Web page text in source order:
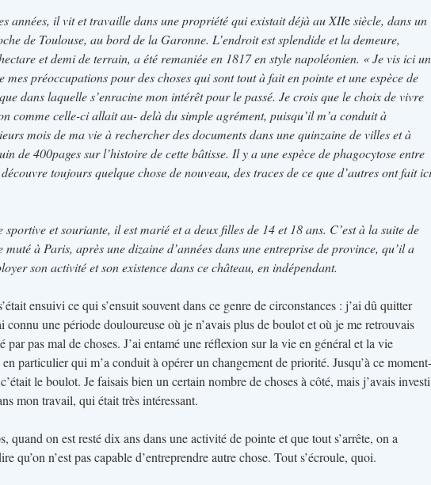
années, il vit et travaille dans une propriété qui existait déjà au XIIesiècle, dans un
de Toulouse, au bord de la Garonne. L’endroit est splendide et la demeure,
et demi de terrain, a été remaniée en 1817 en style napoléonien. « Je vis ici un
mes préoccupations pour des choses qui sont tout à fait en pointe et une espèce de
dans laquelle s’enracine mon intérêt pour le passé. Je crois que le choix de vivre
comme celle-ci allait au- delà du simple agrément, puisqu’il m’a conduit à
mois de ma vie à rechercher des documents dans une quinzaine de villes et à
de 400pages sur l’histoire de cette bâtisse. Il y a une espèce de phagocytose entre
toujours quelque chose de nouveau, des traces de ce que d’autres ont fait ici
et souriante, il est marié et a deux filles de 14 et 18 ans. C’est à la suite de
muté à Paris, après une dizaine d’années dans une entreprise de province, qu’il a
son activité et son existence dans ce château, en indépendant.
ensuivi ce qui s’ensuit souvent dans ce genre de circonstances : j’ai dû quitter
connu une période douloureuse où je n’avais plus de boulot et où je me retrouvais
par pas mal de choses. J’ai entamé une réflexion sur la vie en général et la vie
particulier qui m’a conduit à opérer un changement de priorité. Jusqu’à ce moment-
le boulot. Je faisais bien un certain nombre de choses à côté, mais j’avais investi
mon travail, qui était très intéressant.
quand on est resté dix ans dans une activité de pointe et que tout s’arrête, on a
qu’on n’est pas capable d’entreprendre autre chose. Tout s’écroule, quoi.